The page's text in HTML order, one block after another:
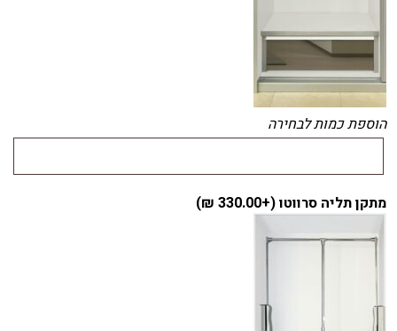
הוספת כמות לבחירה
מתקן תליה סרווטו (+330.00
₪
)